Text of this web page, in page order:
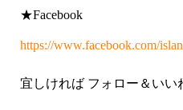
★Facebook
https://www.facebook.com/
宜しければ フォロー＆いい